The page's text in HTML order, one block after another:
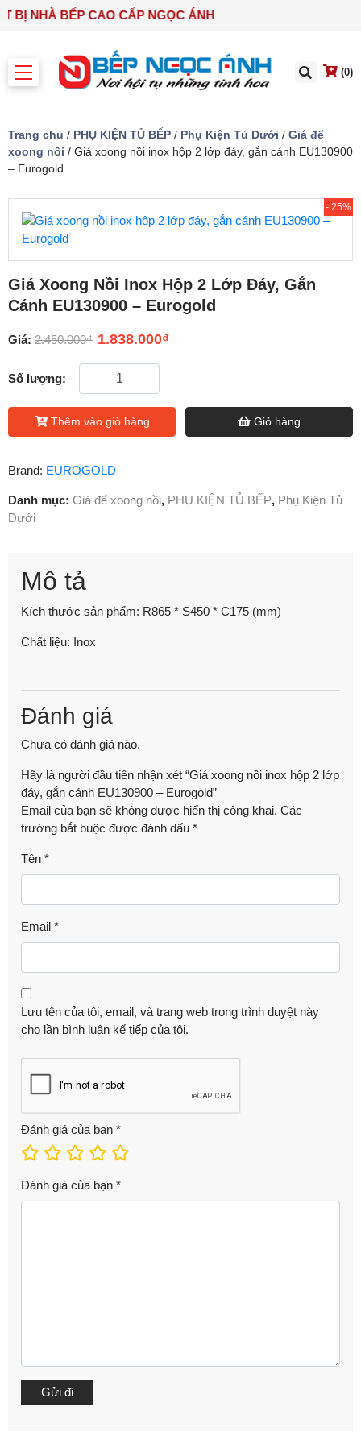
BỊ NHÀ BẾP CAO CẤP NGỌC ÁNH
(0)
Trang chủ / PHỤ KIỆN TỦ BẾP / Phụ Kiện Tủ Dưới / Giá để
xoong nồi / Giá xoong nồi inox hộp 2 lớp đáy, gắn cánh EU130900
– Eurogold
- 25%
Giá Xoong Nồi Inox Hộp 2 Lớp Đáy, Gắn
Cánh EU130900 – Eurogold
Giá: 2.450.000₫ 1.838.000₫
Số lượng:
Thêm vào giỏ hàng Giỏ hàng
Brand: EUROGOLD
Danh mục: Giá để xoong nồi, PHỤ KIỆN TỦ BẾP, Phụ Kiện Tủ
Dưới
Mô tả
Kích thước sản phẩm: R865 * S450 * C175 (mm)
Chất liệu: Inox
Đánh giá
Chưa có đánh giá nào.
Hãy là người đầu tiên nhận xét “Giá xoong nồi inox hộp 2 lớp
đáy, gắn cánh EU130900 – Eurogold”
Email của bạn sẽ không được hiển thị công khai. Các
trường bắt buộc được đánh dấu *
Tên *
Email *
Lưu tên của tôi, email, và trang web trong trình duyệt này
cho lần bình luận kế tiếp của tôi.
Đánh giá của bạn *
Đánh giá của bạn *